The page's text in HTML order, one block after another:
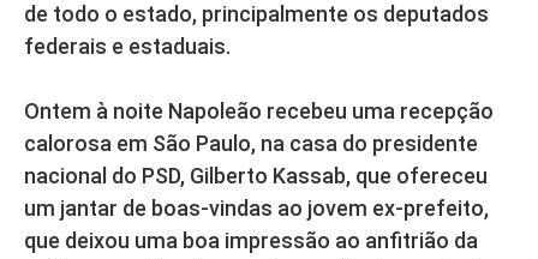
de todo o estado, principalmente os deputados
federais e estaduais.
Ontem à noite Napoleão recebeu uma recepção
calorosa em São Paulo, na casa do presidente
nacional do PSD, Gilberto Kassab, que ofereceu
um jantar de boas-vindas ao jovem ex-prefeito,
que deixou uma boa impressão ao anfitrião da